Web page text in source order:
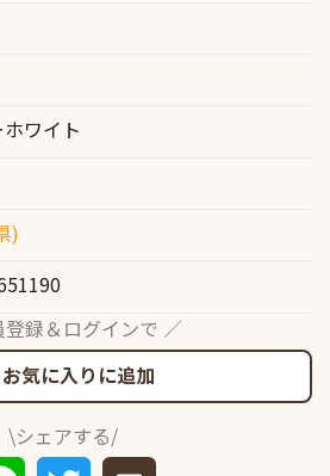
ワイト
)
登録＆ログインで ／
お気に入りに追加
\シェアする/